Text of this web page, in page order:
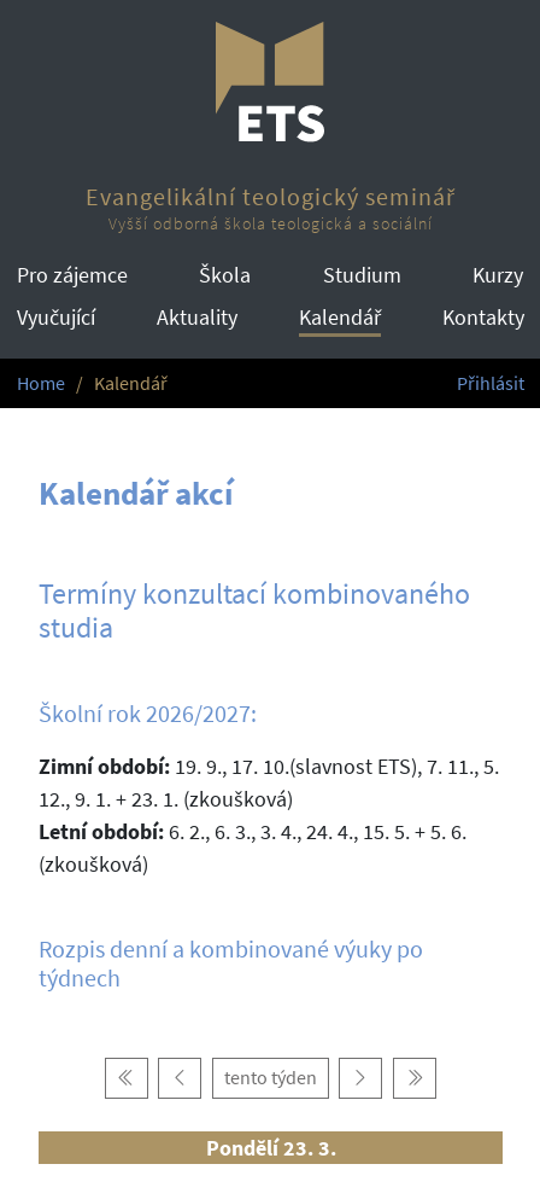
Evangelikální teologický seminář
Vyšší odborná škola teologická a sociální
Pro zájemce Škola Studium
Kurzy
Vyučující
Aktuality Kalendář Kontakty
Home Kalendář Přihlásit
Kalendář akcí
Termíny konzultací kombinovaného
studia
Školní rok 2026/2027:
Zimní období:19. 9., 17. 10.(slavnost ETS), 7. 11., 5.
12., 9. 1. + 23. 1. (zkoušková)
Letní období:6. 2., 6. 3., 3. 4., 24. 4., 15. 5. + 5. 6.
(zkoušková)
Rozpis denní a kombinované výuky po
týdnech
tento týden
Pondělí 23. 3.